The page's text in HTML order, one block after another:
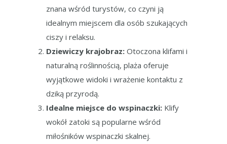
znana wśród turystów, co czyni ją
idealnym miejscem dla osób szukających
ciszy i relaksu.
Dziewiczy krajobraz: Otoczona klifami i
naturalną roślinnością, plaża oferuje
wyjątkowe widoki i wrażenie kontaktu z
dziką przyrodą.
Idealne miejsce do wspinaczki: Klify
wokół zatoki są popularne wśród
miłośników wspinaczki skalnej.